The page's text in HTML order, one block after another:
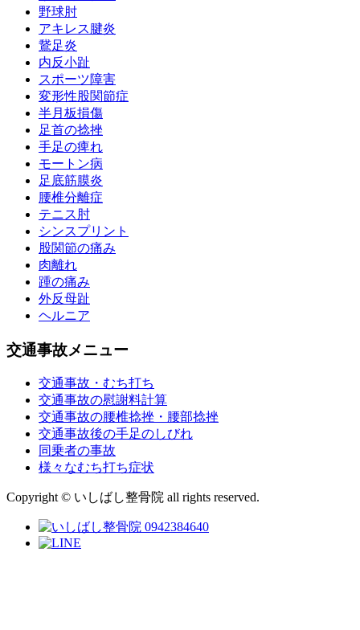
野球肘
アキレス腱炎
鵞足炎
内反小趾
スポーツ障害
変形性股関節症
半月板損傷
足首の捻挫
手足の痺れ
モートン病
足底筋膜炎
腰椎分離症
テニス肘
シンスプリント
股関節の痛み
肉離れ
踵の痛み
外反母趾
ヘルニア
交通事故メニュー
交通事故・むち打ち
交通事故の慰謝料計算
交通事故の腰椎捻挫・腰部捻挫
交通事故後の手足のしびれ
同乗者の事故
様々なむち打ち症状
Copyright © いしばし整骨院 all rights reserved.